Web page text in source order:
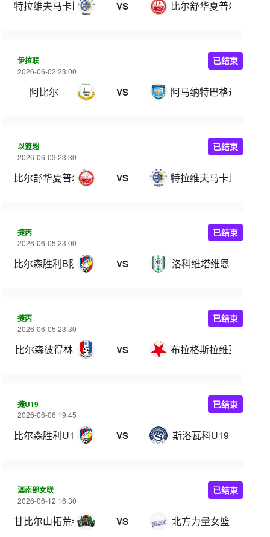
特拉维夫马卡比 VS 比尔舒华夏普尔
伊拉联
2026-06-02 23:00
阿比尔 VS 阿马纳特巴格达
已结束
以篮超
2026-06-03 23:30
比尔舒华夏普尔 VS 特拉维夫马卡比
已结束
捷丙
2026-06-05 23:00
比尔森胜利B队 VS 洛科维塔维恩
已结束
捷丙
2026-06-05 23:30
比尔森彼得林 VS 布拉格斯拉维亚C队
已结束
捷U19
2026-06-06 19:45
比尔森胜利U19 VS 斯洛瓦科U19
已结束
澳南部女联
2026-06-12 16:30
甘比尔山拓荒者女篮 VS 北方力量女篮
已结束